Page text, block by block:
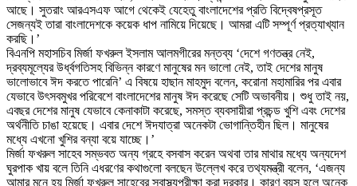
আছে। সুতরাং আরএসএফ আগে থেকেই যেহেতু বাংলাদেশের প্রতি বিদ্বেষপ্রসূত
সেজন্যই তারা বাংলাদেশকে কয়েক ধাপ নামিয়ে দিয়েছে। আমরা এটি সম্পূর্ণ প্রত্যাখ্যান
করছি।’
বিএনপি মহাসচিব মির্জা ফখরুল ইসলাম আলমগীরের মন্তব্য ‘দেশে গণতন্ত্র নেই,
দ্রব্যমূল্যের উর্ধ্বগতিসহ বিভিন্ন কারণে মানুষের মন ভালো নেই, তাই দেশের মানুষ
ভালোভাবে ঈদ করতে পারেনি’ এ বিষয়ে হাছান মাহমুদ বলেন, করোনা মহামারির পর এবার
যেভাবে উৎসবমুখর পরিবেশে বাংলাদেশের মানুষ ঈদ করেছে সেটি অভাবনীয়। শুধু তাই নয়,
এবছর দেশের মানুষ যেভাবে কেনাকাটা করেছে, সমস্ত ব্যবসায়ীরা প্রচন্ড খুশি এবং দেশের
অর্থনীতি চাঙা হয়েছে। এবার দেশে ঈদযাত্রা অনেকটা ভোগান্তিহীন ছিল। মানুষের
মধ্যে এখনো খুশির বন্যা বয়ে যাচ্ছে।’
মির্জা ফখরুল সাহেব সম্ভবত অন্য গ্রহে বসবাস করেন অথবা তার মাথার মধ্যে অন্যদেশ
ঘুরপাক খায় বলে তিনি এধরণের কথাগুলো বলছেন উল্লেখ করে তথ্যমন্ত্রী বলেন, ‘এজন্য
আমার মনে হয় মির্জা ফখরুল সাহেবের স্বাস্থ্যপরীক্ষা করা দরকার। কারণ বয়স হলে অনেক